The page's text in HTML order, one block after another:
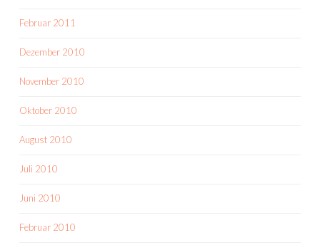
Februar 2011
Dezember 2010
November 2010
Oktober 2010
August 2010
Juli 2010
Juni 2010
Februar 2010